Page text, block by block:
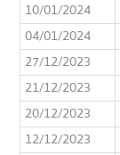
10/01/2024
04/01/2024
27/12/2023
21/12/2023
20/12/2023
12/12/2023